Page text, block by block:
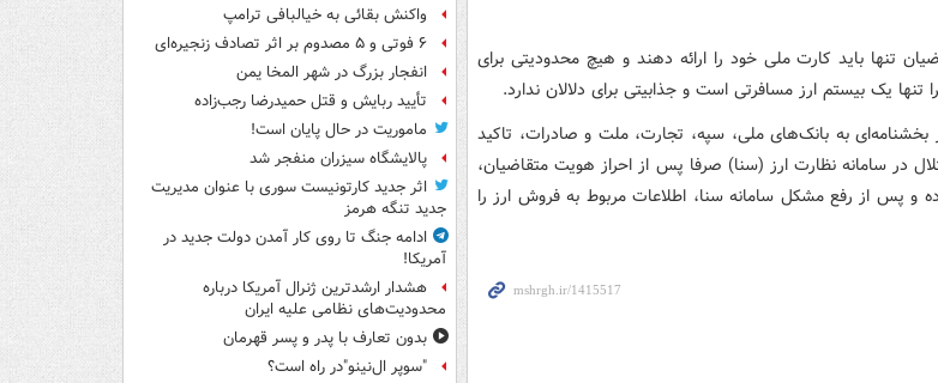
تنها باید کارت ملی خود را ارائه دهند و هیچ محدودیتی برای
تنها یک بیستم ارز مسافرتی است و جذابیتی برای دلالان ندارد.
به بانک‌های ملی، سپه، تجارت، ملت و صادرات، تاکید
در سامانه نظارت ارز (سنا) صرفا پس از احراز هویت متقاضیان،
و پس از رفع مشکل سامانه سنا، اطلاعات مربوط به فروش ارز را
واکنش بقائی به خیالبافی ترامپ
۶ فوتی و ۵ مصدوم بر اثر تصادف زنجیره‌ای
انفجار بزرگ در شهر المخا یمن
تأیید ربایش و قتل حمیدرضا رجب‌زاده
ماموریت در حال پایان است!
پالایشگاه سیزران منفجر شد
اثر جدید کارتونیست سوری با عنوان مدیریت
جدید تنگه هرمز
ادامه جنگ تا روی کار آمدن دولت جدید در
آمریکا!
هشدار ارشدترین ژنرال آمریکا درباره
محدودیت‌های نظامی علیه ایران
بدون تعارف با پدر و پسر قهرمان
"سوپر ال‌نینو"در راه است؟